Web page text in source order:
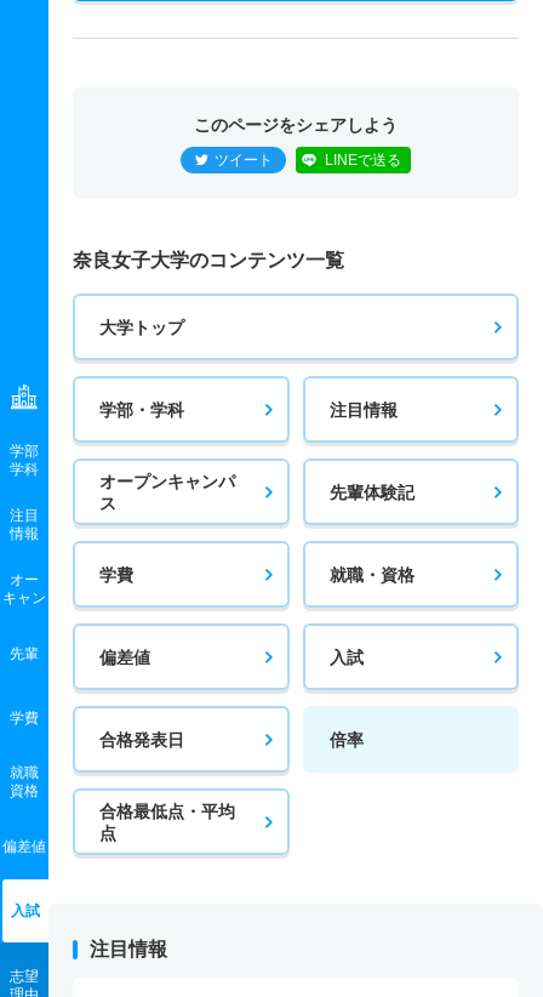
学部
学科
注目
情報
オー
キャン
先輩
学費
就職
資格
偏差値
入試
志望
このページをシェアしよう
ツイート LINEで送る
奈良女子大学のコンテンツ一覧
大学トップ
学部・学科 注目情報
オープンキャンパ
ス
先輩体験記
学費 就職・資格
偏差値 入試
合格発表日 倍率
合格最低点・平均
点
注目情報